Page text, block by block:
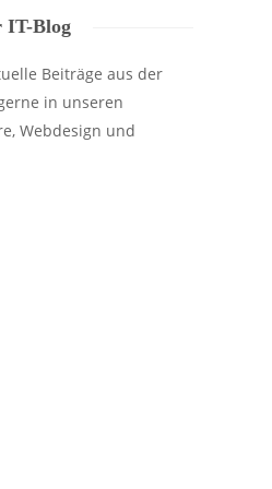
IT-Blog
Beiträge aus der
in unseren
Webdesign und